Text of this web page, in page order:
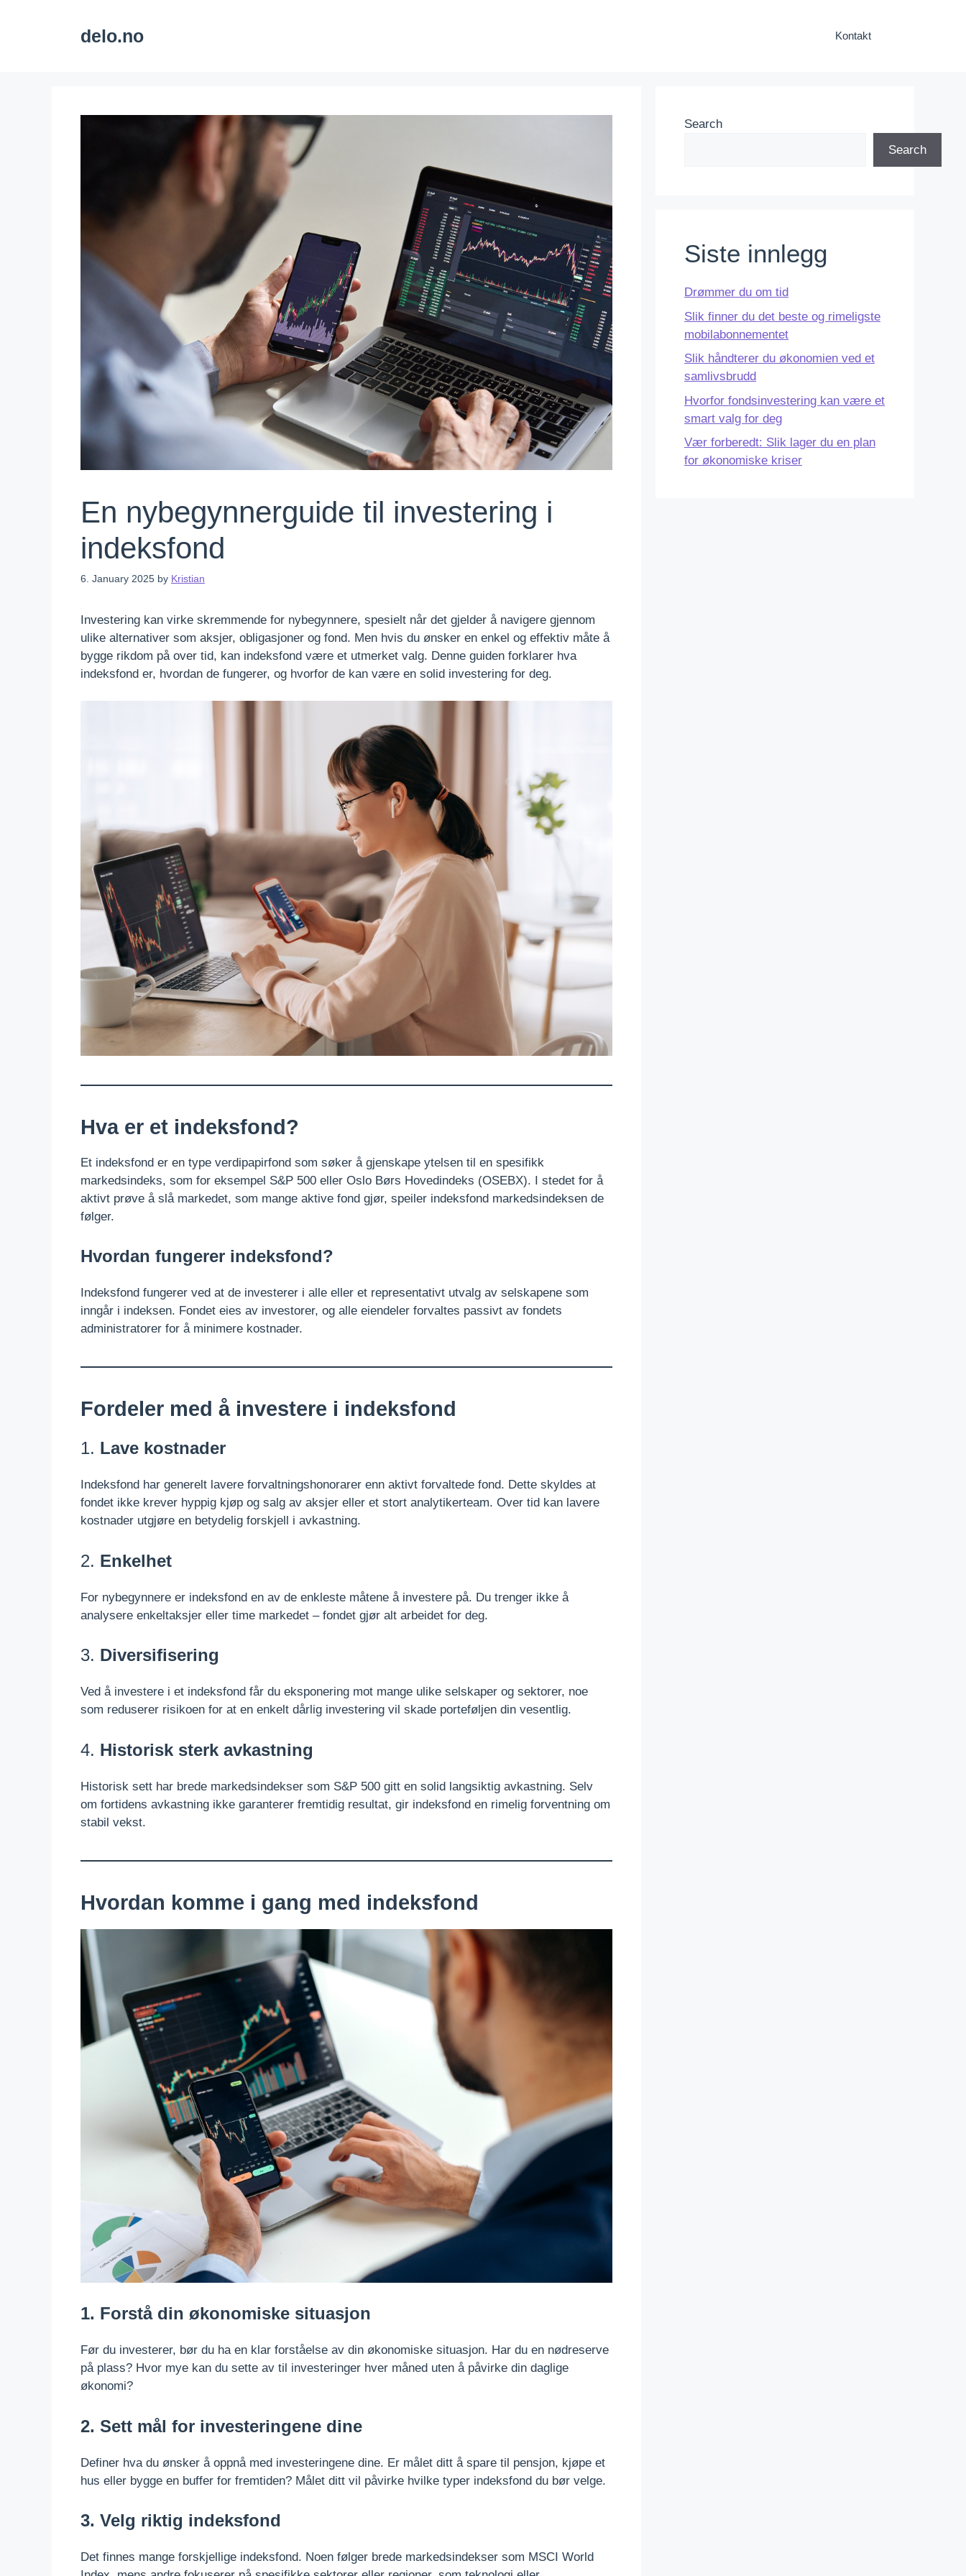
delo.no Kontakt
En nybegynnerguide til investering i
indeksfond
6. January 2025 by Kristian
Investering kan virke skremmende for nybegynnere, spesielt når det gjelder å navigere gjennom
ulike alternativer som aksjer, obligasjoner og fond. Men hvis du ønsker en enkel og effektiv måte å
bygge rikdom på over tid, kan indeksfond være et utmerket valg. Denne guiden forklarer hva
indeksfond er, hvordan de fungerer, og hvorfor de kan være en solid investering for deg.
Hva er et indeksfond?
Et indeksfond er en type verdipapirfond som søker å gjenskape ytelsen til en spesifikk
markedsindeks, som for eksempel S&P 500 eller Oslo Børs Hovedindeks (OSEBX). I stedet for å
aktivt prøve å slå markedet, som mange aktive fond gjør, speiler indeksfond markedsindeksen de
følger.
Hvordan fungerer indeksfond?
Indeksfond fungerer ved at de investerer i alle eller et representativt utvalg av selskapene som
inngår i indeksen. Fondet eies av investorer, og alle eiendeler forvaltes passivt av fondets
administratorer for å minimere kostnader.
Fordeler med å investere i indeksfond
1. Lave kostnader
Indeksfond har generelt lavere forvaltningshonorarer enn aktivt forvaltede fond. Dette skyldes at
fondet ikke krever hyppig kjøp og salg av aksjer eller et stort analytikerteam. Over tid kan lavere
kostnader utgjøre en betydelig forskjell i avkastning.
2. Enkelhet
For nybegynnere er indeksfond en av de enkleste måtene å investere på. Du trenger ikke å
analysere enkeltaksjer eller time markedet – fondet gjør alt arbeidet for deg.
3. Diversifisering
Ved å investere i et indeksfond får du eksponering mot mange ulike selskaper og sektorer, noe
som reduserer risikoen for at en enkelt dårlig investering vil skade porteføljen din vesentlig.
4. Historisk sterk avkastning
Historisk sett har brede markedsindekser som S&P 500 gitt en solid langsiktig avkastning. Selv
om fortidens avkastning ikke garanterer fremtidig resultat, gir indeksfond en rimelig forventning om
stabil vekst.
Hvordan komme i gang med indeksfond
1. Forstå din økonomiske situasjon
Før du investerer, bør du ha en klar forståelse av din økonomiske situasjon. Har du en nødreserve
på plass? Hvor mye kan du sette av til investeringer hver måned uten å påvirke din daglige
økonomi?
2. Sett mål for investeringene dine
Definer hva du ønsker å oppnå med investeringene dine. Er målet ditt å spare til pensjon, kjøpe et
hus eller bygge en buffer for fremtiden? Målet ditt vil påvirke hvilke typer indeksfond du bør velge.
3. Velg riktig indeksfond
Det finnes mange forskjellige indeksfond. Noen følger brede markedsindekser som MSCI World
Search
Search
Siste innlegg
Drømmer du om tid
Slik finner du det beste og rimeligste
mobilabonnementet
Slik håndterer du økonomien ved et
samlivsbrudd
Hvorfor fondsinvestering kan være et
smart valg for deg
Vær forberedt: Slik lager du en plan
for økonomiske kriser